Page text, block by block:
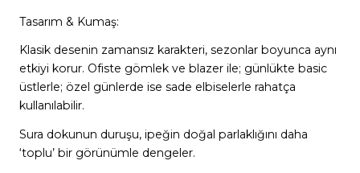
Tasarım & Kumaş:
Klasik desenin zamansız karakteri, sezonlar boyunca aynı
etkiyi korur. Ofiste gömlek ve blazer ile; günlükte basic
üstlerle; özel günlerde ise sade elbiselerle rahatça
kullanılabilir.
Sura dokunun duruşu, ipeğin doğal parlaklığını daha
‘toplu’ bir görünümle dengeler.